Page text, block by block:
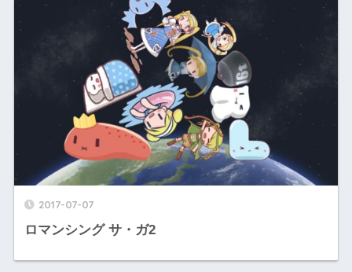
2017-07-07
ロマンシング サ・ガ2